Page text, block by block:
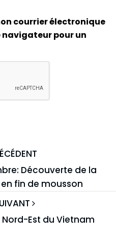
courrier électronique
navigateur pour un
Découverte de la
fin de mousson
Est du Vietnam